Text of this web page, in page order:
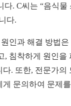
다. C씨는 “음식물
다.
인과 해결 방법은
, 침착하게 원인을
. 또한, 전문가의
문의하여 문제